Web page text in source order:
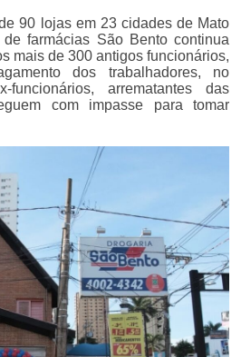
90 lojas em 23 cidades de Mato
farmácias São Bento continua
mais de 300 antigos funcionários,
dos trabalhadores, no
arrematantes das
com impasse para tomar